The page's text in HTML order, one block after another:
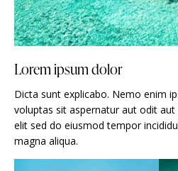
Lorem ipsum dolor
Dicta sunt explicabo. Nemo enim
voluptas sit aspernatur aut odit aut
elit sed do eiusmod tempor
magna aliqua.